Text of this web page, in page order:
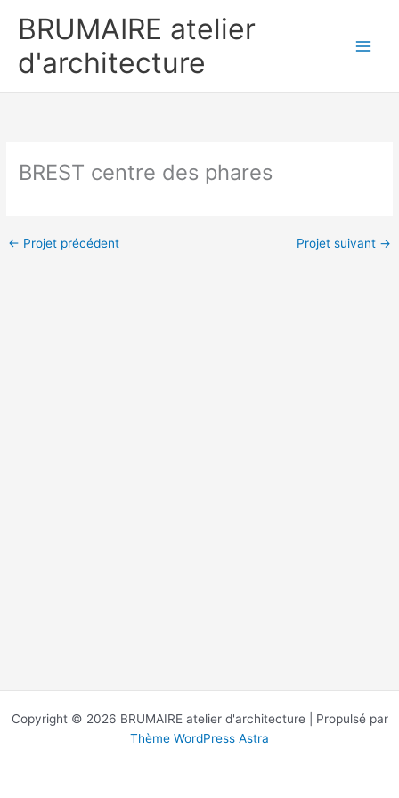
BRUMAIRE atelier
d'architecture
BREST centre des phares
← Projet précédent Projet suivant →
Copyright © 2026 BRUMAIRE atelier d'architecture | Propulsé par
Thème WordPress Astra